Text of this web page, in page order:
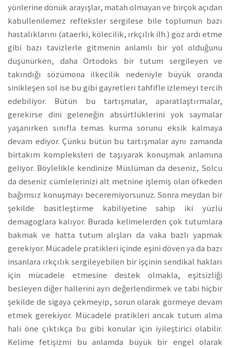
yönlerine dönük arayışlar, matah olmayan ve birçok açıdan
kabullenilemez refleksler sergilese bile toplumun bazı
hastalıklarını (ataerki, kölecilik, ırkçılık ilh.) göz ardı etme
gibi bazı tavizlerle gitmenin anlamlı bir yol olduğunu
düşünürken, daha Ortodoks bir tutum sergileyen ve
takındığı sözümona ilkecilik nedeniyle büyük oranda
sinikleşen sol ise bu gibi gayretleri tahfifle izlemeyi tercih
edebiliyor. Bütün bu tartışmalar, aparatlaştırmalar,
gerekirse dini geleneğin absürtlüklerini yok saymalar
yaşanırken sınıfla temas kurma sorunu eksik kalmaya
devam ediyor. Çünkü bütün bu tartışmalar aynı zamanda
birtakım kompleksleri de taşıyarak konuşmak anlamına
geliyor. Böylelikle kendinize Müslüman da deseniz, Solcu
da deseniz cümlelerinizi alt metnine işlemiş olan öfkeden
bağımsız konuşmayı beceremiyorsunuz. Sonra meydan bir
şekilde basitleştirme kabiliyetine sahip iki yüzlü
demagoglara kalıyor. Burada kelimelerden çok tutumlara
bakmak ve hatta tutum alışları da vaka bazlı yapmak
gerekiyor. Mücadele pratikleri içinde eşini döven ya da bazı
insanlara ırkçılık sergileyebilen bir işçinin sendikal hakları
için mücadele etmesine destek olmakla, eşitsizliği
besleyen diğer hallerini ayrı değerlendirmek ve tabi hiçbir
şekilde de sigaya çekmeyip, sorun olarak görmeye devam
etmek gerekiyor. Mücadele pratikleri ancak tutum alma
hali öne çıktıkça bu gibi konular için iyileştirici olabilir.
Kelime fetişizmi bu anlamda büyük bir engel olarak